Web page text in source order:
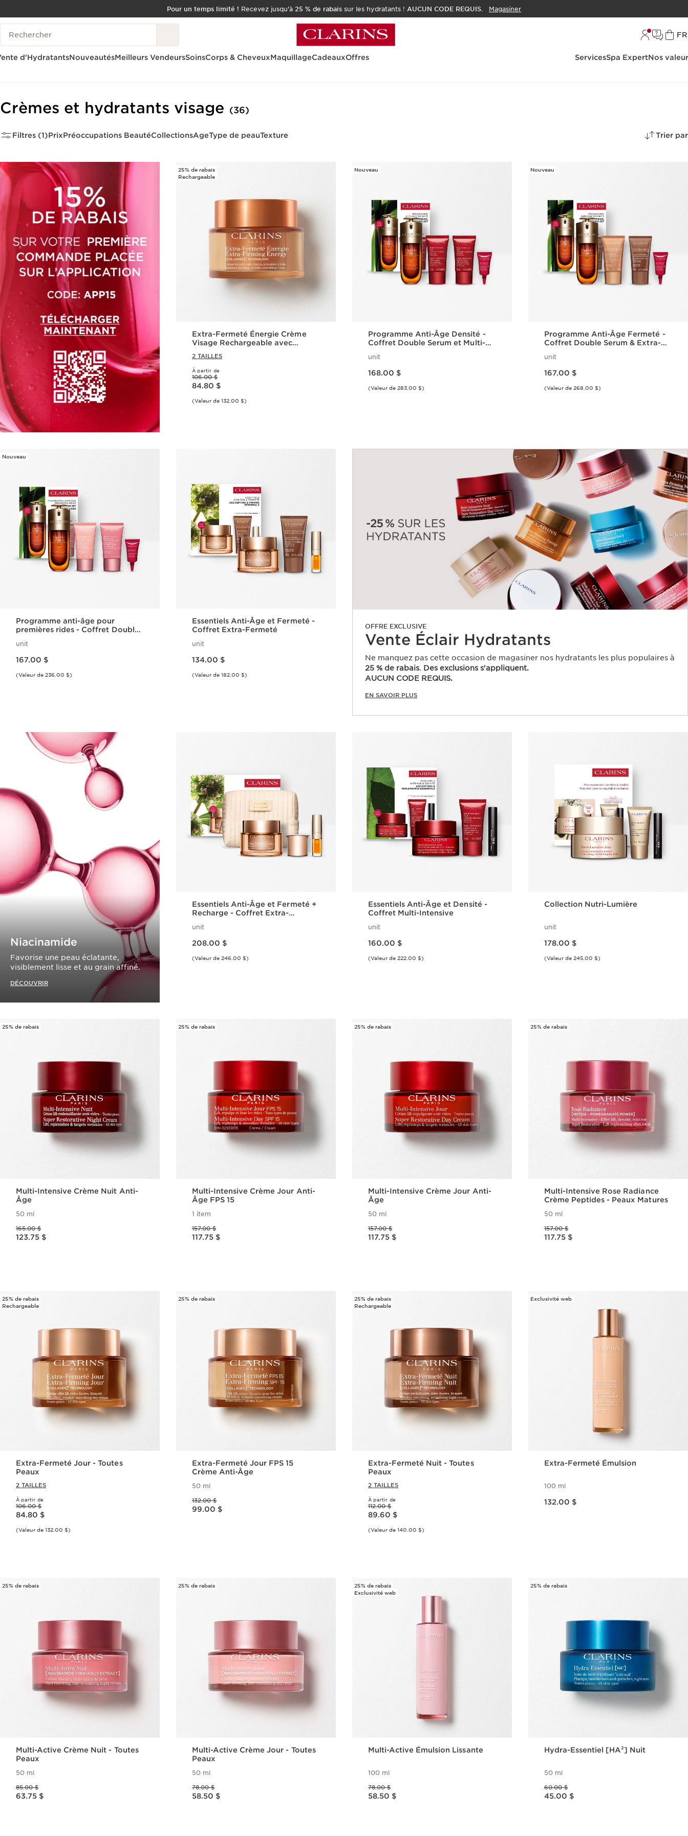
ALLER AU CONTENU
CONSULTER LE PIED DE PAGE
OUTIL D'ACCESSIBILITÉ
Pour un temps limité ! Recevez jusqu'à 25 % de rabais sur les hydratants ! AUCUN CODE REQUIS. Magasiner
Historique des recherches
FR
d'HydratantsNouveautésMeilleurs VendeursSoinsCorps & CheveuxMaquillageCadeauxOffres ServicesSpa ExpertNos
Crèmes et hydratants visage (36)
Filtres (1)PrixPréoccupations BeautéCollectionsAgeType de peauTexture Trier par
25% de rabais
Rechargeable
Extra-Fermeté Énergie Crème
Visage Rechargeable avec
Niacinamide
2 TAILLES
À partir de
Ancien prix 106.00 $
106.00 $
Nouveau prix 84.80 $
84.80 $
(Valeur de 132.00 $)
Nouveau
Programme Anti-Âge Densité -
Coffret Double Serum et Multi-
unit
168.00 $
(Valeur de 283.00 $)
Nouveau
Programme Anti-Âge Fermeté -
Coffret Double Serum & Extra-
unit
167.00 $
(Valeur de 268.00 $)
Nouveau
Programme anti-âge pour
premières rides - Coffret Double
unit
167.00 $
(Valeur de 236.00 $)
Essentiels Anti-Âge et Fermeté -
Coffret Extra-Fermeté
unit
134.00 $
(Valeur de 182.00 $)
OFFRE EXCLUSIVE
Vente Éclair Hydratants
Ne manquez pas cette occasion de magasiner nos hydratants les plus populaires à
25 % de rabais. Des exclusions s'appliquent.
AUCUN CODE REQUIS.
EN SAVOIR PLUS
Niacinamide
Favorise une peau éclatante,
visiblement lisse et au grain affiné.
DÉCOUVRIR
Essentiels Anti-Âge et Fermeté +
Recharge - Coffret Extra-
unit
208.00 $
(Valeur de 246.00 $)
Essentiels Anti-Âge et Densité -
Coffret Multi-Intensive
unit
160.00 $
(Valeur de 222.00 $)
Collection Nutri-Lumière
unit
178.00 $
(Valeur de 245.00 $)
25% de rabais
Multi-Intensive Crème Nuit Anti-
Âge
50 ml
165.00 $
Nouveau prix 123.75 $
123.75 $
25% de rabais
Multi-Intensive Crème Jour Anti-
Âge FPS 15
1 item
157.00 $
Nouveau prix 117.75 $
117.75 $
25% de rabais
Multi-Intensive Crème Jour Anti-
Âge
50 ml
157.00 $
Nouveau prix 117.75 $
117.75 $
25% de rabais
Multi-Intensive Rose Radiance
Crème Peptides - Peaux Matures
50 ml
157.00 $
Nouveau prix 117.75 $
117.75 $
25% de rabais
Rechargeable
Extra-Fermeté Jour - Toutes
Peaux
2 TAILLES
À partir de
Ancien prix 106.00 $
106.00 $
Nouveau prix 84.80 $
84.80 $
(Valeur de 132.00 $)
25% de rabais
Extra-Fermeté Jour FPS 15
Crème Anti-Âge
50 ml
132.00 $
Nouveau prix 99.00 $
99.00 $
25% de rabais
Rechargeable
Extra-Fermeté Nuit - Toutes
Peaux
2 TAILLES
À partir de
Ancien prix 112.00 $
112.00 $
Nouveau prix 89.60 $
89.60 $
(Valeur de 140.00 $)
Exclusivité web
Extra-Fermeté Émulsion
100 ml
132.00 $
25% de rabais
Multi-Active Crème Nuit - Toutes
Peaux
50 ml
85.00 $
Nouveau prix 63.75 $
63.75 $
25% de rabais
Multi-Active Crème Jour - Toutes
Peaux
50 ml
78.00 $
Nouveau prix 58.50 $
58.50 $
25% de rabais
Exclusivité web
Multi-Active Émulsion Lissante
100 ml
78.00 $
Nouveau prix 58.50 $
58.50 $
25% de rabais
Hydra-Essentiel [HA²] Nuit
50 ml
60.00 $
Nouveau prix 45.00 $
45.00 $